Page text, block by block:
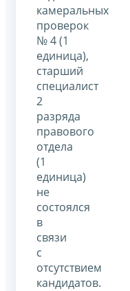
камеральных
проверок
№ 4 (1
единица),
старший
специалист
2
разряда
правового
отдела
(1
единица)
не
состоялся
в
связи
с
отсутствием
кандидатов.